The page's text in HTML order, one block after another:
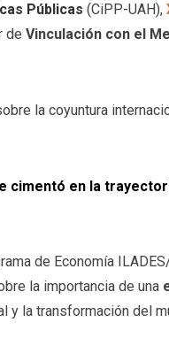
Públicas (CiPP-UAH),
de Vinculación con el
la coyuntura
cimentó en la
de Economía
la importancia de una
y la transformación del